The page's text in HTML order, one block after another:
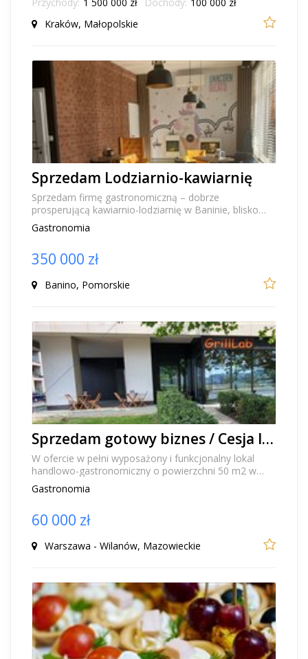
Kraków, Małopolskie
Sprzedam Lodziarnio-kawiarnię
Sprzedam firmę gastronomiczną – dobrze
prosperującą kawiarnio-lodziarnię w Baninie, blisko
Trójmiasta. Oferuję biznes na sprzedaż, który od lat
prz...
Gastronomia
350 000 zł
Banino, Pomorskie
Sprzedam gotowy biznes / Cesja lokalu Gastronomicznego 50m2 w centrum Wilanowa
W ofercie w pełni wyposażony i funkcjonalny lokal
handlowo-gastronomiczny o powierzchni 50 m2 w
samym centrum Wilanowa ul.Al.Rzeczypospolitej 8.
Lo...
Gastronomia
60 000 zł
Warszawa - Wilanów, Mazowieckie